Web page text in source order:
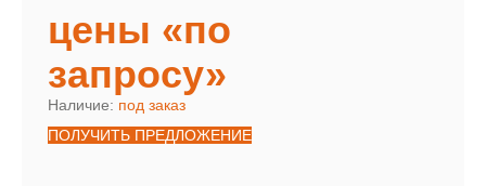
цены «по
запросу»
Наличие: под заказ
ПОЛУЧИТЬ ПРЕДЛОЖЕНИЕ